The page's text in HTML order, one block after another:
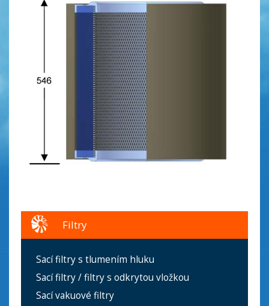
Filtry
Sací filtry s tlumením hluku
Sací filtry / filtry s odkrytou vložkou
Sací vakuové filtry